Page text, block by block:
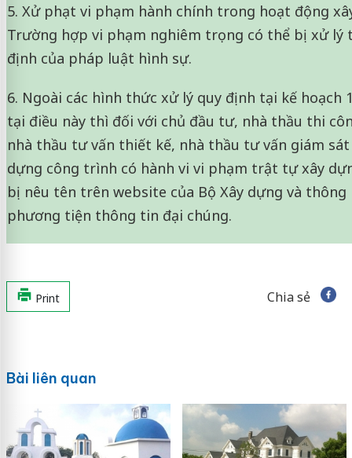
5. Xử phạt vi phạm hành chính trong hoạt động
Trường hợp vi phạm nghiêm trọng có thể bị xử lý
định của pháp luật hình sự.
6. Ngoài các hình thức xử lý quy định tại kế hoạch
tại điều này thì đối với chủ đầu tư, nhà thầu thi
nhà thầu tư vấn thiết kế, nhà thầu tư vấn giám
dựng công trình có hành vi vi phạm trật tự xây
bị nêu tên trên website của Bộ Xây dựng và thông
phương tiện thông tin đại chúng.
Print Chia sẻ
Bài liên quan